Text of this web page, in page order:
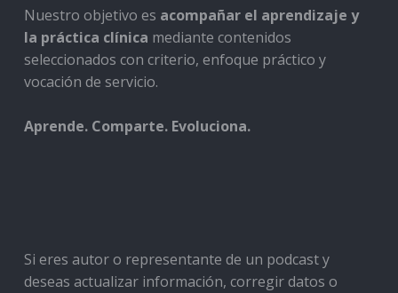
Nuestro objetivo es acompañar el aprendizaje y
la práctica clínica mediante contenidos
seleccionados con criterio, enfoque práctico y
vocación de servicio.
Aprende. Comparte. Evoluciona.
Si eres autor o representante de un podcast y
deseas actualizar información, corregir datos o